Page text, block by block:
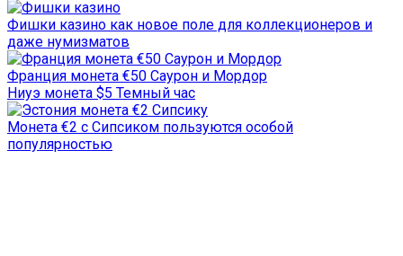
Фишки казино как новое поле для коллекционеров и
даже нумизматов
Франция монета €50 Саурон и Мордор
Ниуэ монета $5 Темный час
Монета €2 с Сипсиком пользуются особой
популярностью